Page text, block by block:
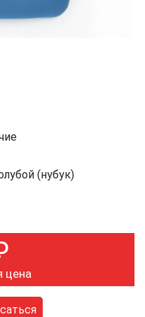
(нубук)
цена